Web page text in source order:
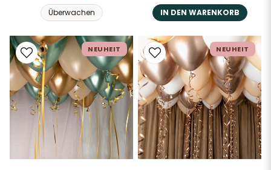
Überwachen IN DEN WARENKORB
NEUHEIT NEUHEIT